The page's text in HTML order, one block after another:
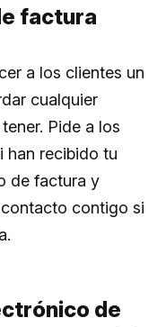
factura
a los clientes un
cualquier
Pide a los
han recibido tu
de factura y
contigo si
de